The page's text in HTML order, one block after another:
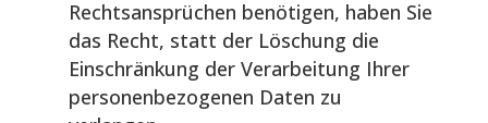
Rechtsansprüchen benötigen, haben Sie
das Recht, statt der Löschung die
Einschränkung der Verarbeitung Ihrer
personenbezogenen Daten zu